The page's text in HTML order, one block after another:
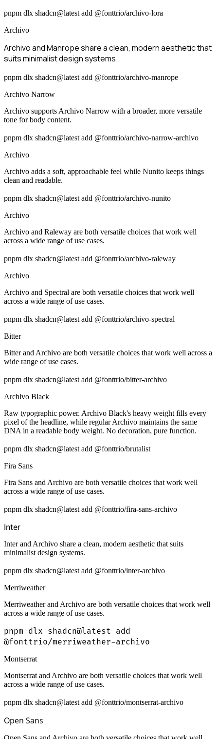
pnpm dlx shadcn@latest add @fonttrio/archivo-lora
Archivo
Archivo and Manrope share a clean, modern aesthetic that
suits minimalist design systems.
pnpm dlx shadcn@latest add @fonttrio/archivo-manrope
Archivo Narrow
Archivo supports Archivo Narrow with a broader, more versatile
tone for body content.
pnpm dlx shadcn@latest add @fonttrio/archivo-narrow-archivo
Archivo
Archivo adds a soft, approachable feel while Nunito keeps things
clean and readable.
pnpm dlx shadcn@latest add @fonttrio/archivo-nunito
Archivo
Archivo and Raleway are both versatile choices that work well
across a wide range of use cases.
pnpm dlx shadcn@latest add @fonttrio/archivo-raleway
Archivo
Archivo and Spectral are both versatile choices that work well
across a wide range of use cases.
pnpm dlx shadcn@latest add @fonttrio/archivo-spectral
Bitter
Bitter and Archivo are both versatile choices that work well across a
wide range of use cases.
pnpm dlx shadcn@latest add @fonttrio/bitter-archivo
Archivo Black
Raw typographic power. Archivo Black's heavy weight fills every
pixel of the headline, while regular Archivo maintains the same
DNA in a readable body weight. No decoration, pure function.
pnpm dlx shadcn@latest add @fonttrio/brutalist
Fira Sans
Fira Sans and Archivo are both versatile choices that work well
across a wide range of use cases.
pnpm dlx shadcn@latest add @fonttrio/fira-sans-archivo
Inter
Inter and Archivo share a clean, modern aesthetic that suits
minimalist design systems.
pnpm dlx shadcn@latest add @fonttrio/inter-archivo
Merriweather
Merriweather and Archivo are both versatile choices that work well
across a wide range of use cases.
pnpm dlx shadcn@latest add
@fonttrio/merriweather-archivo
Montserrat
Montserrat and Archivo are both versatile choices that work well
across a wide range of use cases.
pnpm dlx shadcn@latest add @fonttrio/montserrat-archivo
Open Sans